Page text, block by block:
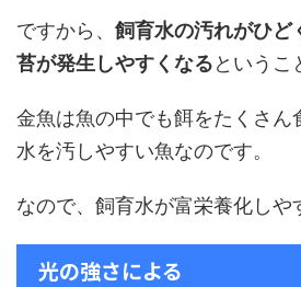
ですから、 飼育水の汚れがひど
苔が発生しやすくなるというこ
金魚は魚の中でも餌をたくさん
水を汚しやすい魚なのです。
なので、飼育水が富栄養化しや
光の強さによる